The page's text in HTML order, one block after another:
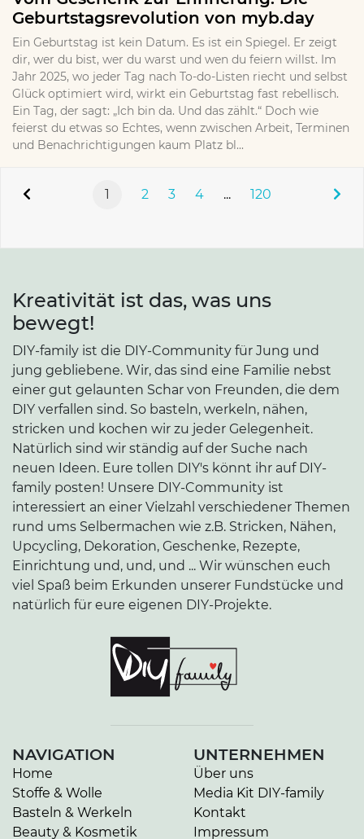
Geburtstagsrevolution von myb.day
Ein Geburtstag ist kein Datum. Es ist ein Spiegel. Er zeigt
dir, wer du bist, wer du warst und wen du feiern willst. Im
Jahr 2025, wo jeder Tag nach To-do-Listen riecht und selbst
Glück optimiert wird, wirkt ein Geburtstag fast rebellisch.
Ein Tag, der sagt: „Ich bin da. Und das zählt.“ Doch wie
feierst du etwas so Echtes, wenn zwischen Arbeit, Terminen
und Benachrichtigungen kaum Platz bl...
1 2 3 4 ... 120
Kreativität ist das, was uns
bewegt!
DIY-family ist die DIY-Community für Jung und
jung gebliebene. Wir, das sind eine Familie nebst
einer gut gelaunten Schar von Freunden, die dem
DIY verfallen sind. So basteln, werkeln, nähen,
stricken und kochen wir zu jeder Gelegenheit.
Natürlich sind wir ständig auf der Suche nach
neuen Ideen. Eure tollen DIY's könnt ihr auf DIY-
family posten! Unsere DIY-Community ist
interessiert an einer Vielzahl verschiedener Themen
rund ums Selbermachen wie z.B. Stricken, Nähen,
Upcycling, Dekoration, Geschenke, Rezepte,
Einrichtung und, und, und ... Wir wünschen euch
viel Spaß beim Erkunden unserer Fundstücke und
natürlich für eure eigenen DIY-Projekte.
NAVIGATION
Home
Stoffe & Wolle
Basteln & Werkeln
Beauty & Kosmetik
UNTERNEHMEN
Über uns
Media Kit DIY-family
Kontakt
Impressum